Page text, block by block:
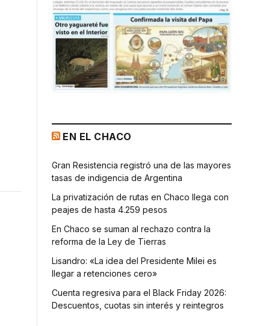
EN EL CHACO
Gran Resistencia registró una de las mayores
tasas de indigencia de Argentina
La privatización de rutas en Chaco llega con
peajes de hasta 4.259 pesos
En Chaco se suman al rechazo contra la
reforma de la Ley de Tierras
Lisandro: «La idea del Presidente Milei es
llegar a retenciones cero»
Cuenta regresiva para el Black Friday 2026:
Descuentos, cuotas sin interés y reintegros